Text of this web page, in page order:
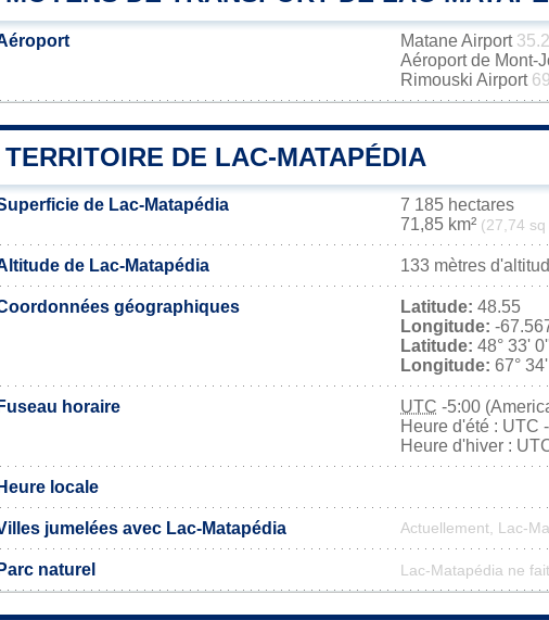
Matane Airport
Aéroport de Mont-
Rimouski Airport
TERRITOIRE DE LAC-MATAPÉDIA
de Lac-Matapédia
7 185 hectares
71,85 km² (27,74 sq
de Lac-Matapédia 133 mètres
géographiques Latitude: 48.55
Longitude: -
Latitude: 48° 33'
Longitude: 67°
Fuseau horaire UTC -5:00
Heure d'été : UTC
Heure d'hiver :
Heure locale
jumelées avec Lac-Matapédia Actuellement, Lac-
Parc naturel Lac-Matapédia ne